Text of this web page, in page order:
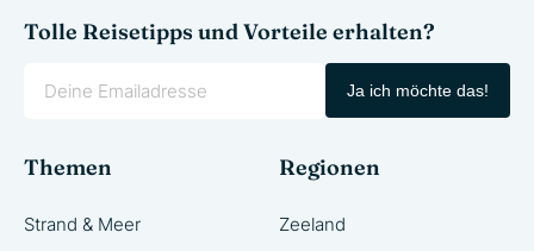
Tolle Reisetipps und Vorteile erhalten?
Ja ich möchte das!
Themen
Strand & Meer
Regionen
Zeeland